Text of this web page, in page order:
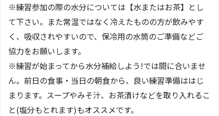
※練習参加の際の水分については【水またはお茶】とし
て下さい。また常温ではなく冷えたものの方が飲みやす
く、吸収されやすいので、保冷用の水筒のご準備などご
協力をお願いします。
※練習が始まってから水分補給しよう!では間に合いませ
ん。前日の食事・当日の朝食から、良い練習準備ははじ
まります。スープやみそ汁、お茶漬けなどを取り入れるこ
と(塩分もとれます)もオススメです。